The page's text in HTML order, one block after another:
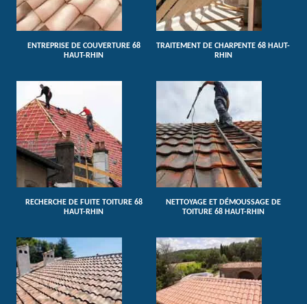
ENTREPRISE DE COUVERTURE 68
HAUT-RHIN
TRAITEMENT DE CHARPENTE 68 HAUT-
RHIN
RECHERCHE DE FUITE TOITURE 68
HAUT-RHIN
NETTOYAGE ET DÉMOUSSAGE DE
TOITURE 68 HAUT-RHIN